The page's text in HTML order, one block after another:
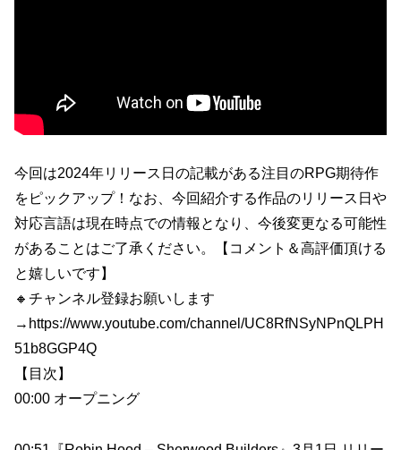
今回は2024年リリース日の記載がある注目のRPG期待作
をピックアップ！なお、今回紹介する作品のリリース日や
対応言語は現在時点での情報となり、今後変更なる可能性
があることはご了承ください。【コメント＆高評価頂ける
と嬉しいです】
🔸チャンネル登録お願いします
→https://www.youtube.com/channel/UC8RfNSyNPnQLPH
51b8GGP4Q
【目次】
00:00 オープニング